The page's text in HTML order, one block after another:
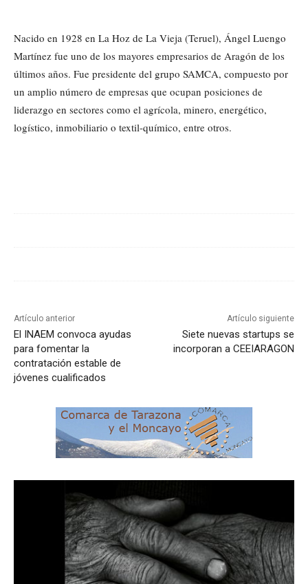
Nacido en 1928 en La Hoz de La Vieja (Teruel), Ángel Luengo
Martínez fue uno de los mayores empresarios de Aragón de los
últimos años. Fue presidente del grupo SAMCA, compuesto por
un amplio número de empresas que ocupan posiciones de
liderazgo en sectores como el agrícola, minero, energético,
logístico, inmobiliario o textil-químico, entre otros.
Artículo anterior
El INAEM convoca ayudas
para fomentar la
contratación estable de
jóvenes cualificados
Artículo siguiente
Siete nuevas startups se
incorporan a CEEIARAGON